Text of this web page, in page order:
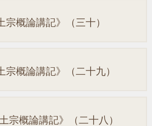
宗概論講記》（三十）
宗概論講記》（二十九）
宗概論講記》（二十八）